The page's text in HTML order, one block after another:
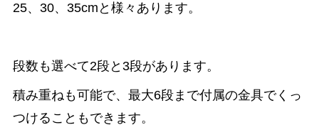
25、30、35cmと様々あります。
段数も選べて2段と3段があります。
積み重ねも可能で、最大6段まで付属の金具でくっ
つけることもできます。